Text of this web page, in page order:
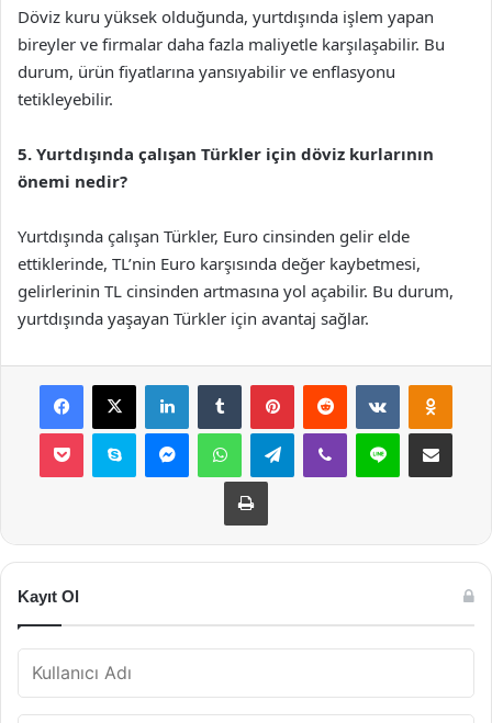
Döviz kuru yüksek olduğunda, yurtdışında işlem yapan
bireyler ve firmalar daha fazla maliyetle karşılaşabilir. Bu
durum, ürün fiyatlarına yansıyabilir ve enflasyonu
tetikleyebilir.
5. Yurtdışında çalışan Türkler için döviz kurlarının
önemi nedir?
Yurtdışında çalışan Türkler, Euro cinsinden gelir elde
ettiklerinde, TL’nin Euro karşısında değer kaybetmesi,
gelirlerinin TL cinsinden artmasına yol açabilir. Bu durum,
yurtdışında yaşayan Türkler için avantaj sağlar.
Facebook
X LinkedInTumblr PinterestReddit VKontakte
Pocket Skype MessengerWhatsAppTelegramViber Line E-Posta ile
Yazdır
Kayıt Ol